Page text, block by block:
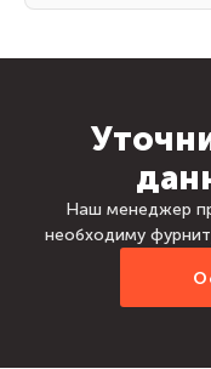
Наш менеджер
необходиму